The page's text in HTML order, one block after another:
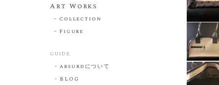
Art Works
Collection
Figure
GUIDE
absurdについて
BLOG